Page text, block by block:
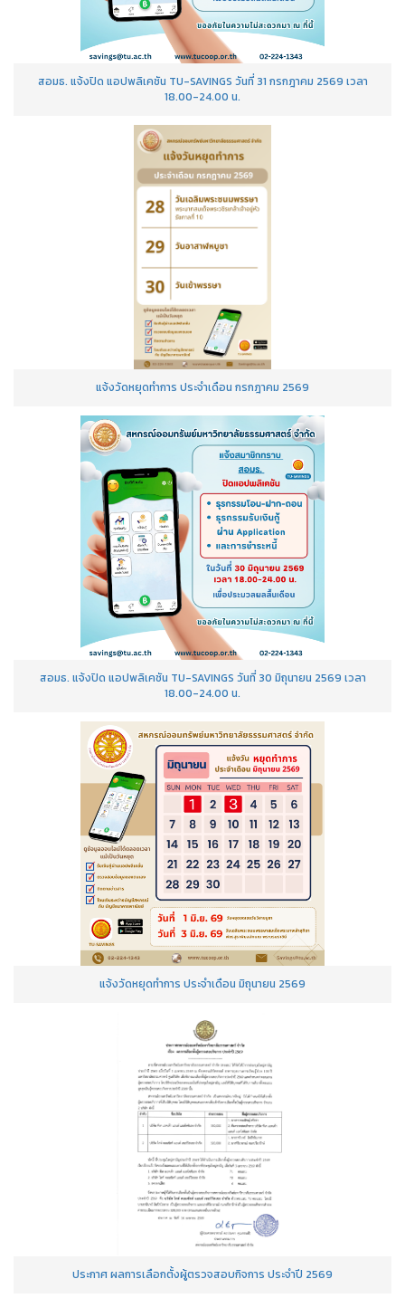
สอมธ. แจ้งปิด แอปพลิเคชัน TU-SAVINGS วันที่ 31 กรกฎาคม 2569 เวลา
18.00-24.00 น.
แจ้งวัดหยุดทำการ ประจำเดือน กรกฎาคม 2569
สอมธ. แจ้งปิด แอปพลิเคชัน TU-SAVINGS วันที่ 30 มิถุนายน 2569 เวลา
18.00-24.00 น.
แจ้งวัดหยุดทำการ ประจำเดือน มิถุนายน 2569
ประกาศ ผลการเลือกตั้งผู้ตรวจสอบกิจการ ประจำปี 2569